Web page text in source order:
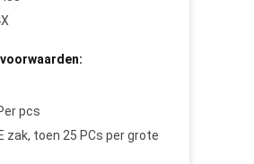
pcs
zak, toen 25 PCs per grote